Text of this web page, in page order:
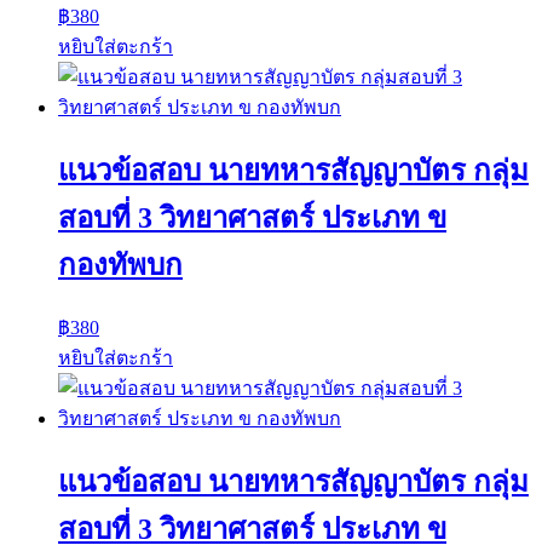
฿380
หยิบใส่ตะกร้า
แนวข้อสอบ นายทหารสัญญาบัตร กลุ่ม
สอบที่ 3 วิทยาศาสตร์ ประเภท ข
กองทัพบก
฿380
หยิบใส่ตะกร้า
แนวข้อสอบ นายทหารสัญญาบัตร กลุ่ม
สอบที่ 3 วิทยาศาสตร์ ประเภท ข